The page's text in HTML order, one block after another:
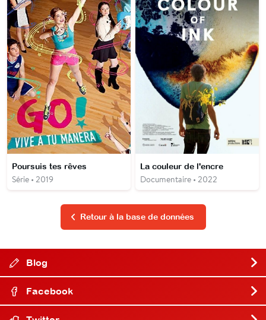
Poursuis tes rêves
Série • 2019
La couleur de l'encre
Documentaire • 2022
Retour à la base de données
Blog
Facebook